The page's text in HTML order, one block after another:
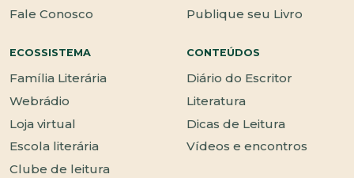
Fale Conosco
Publique seu Livro
ECOSSISTEMA
Família Literária
Webrádio
Loja virtual
Escola literária
Clube de leitura
CONTEÚDOS
Diário do Escritor
Literatura
Dicas de Leitura
Vídeos e encontros